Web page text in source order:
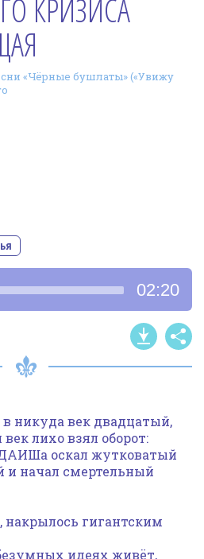
КРИЗИСА
«Чёрные бушлаты» («Увижу
02:20
никуда век двадцатый,
лихо взял оборот:
оскал жутковатый
и начал смертельный
гигантским
идеях живёт,